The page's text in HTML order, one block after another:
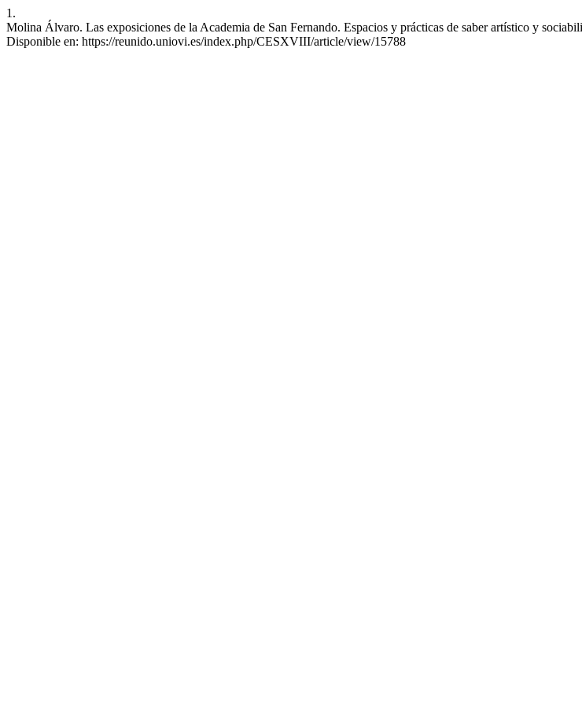
1.
Molina Álvaro. Las exposiciones de la Academia de San Fernando. Espacios y prácticas de saber artístico y
Disponible en: https://reunido.uniovi.es/index.php/CESXVIII/article/view/15788